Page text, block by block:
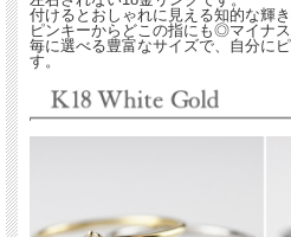
付けるとおしゃれに見える知的な輝
ピンキーからどこの指にも◎マイナ
毎に選べる豊富なサイズで、自分に
す。